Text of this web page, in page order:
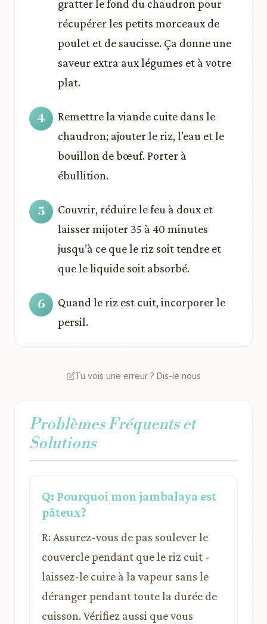
gratter le fond du chaudron pour
récupérer les petits morceaux de
poulet et de saucisse. Ça donne une
saveur extra aux légumes et à votre
plat.
Remettre la viande cuite dans le
chaudron; ajouter le riz, l’eau et le
bouillon de bœuf. Porter à
ébullition.
Couvrir, réduire le feu à doux et
laisser mijoter 35 à 40 minutes
jusqu’à ce que le riz soit tendre et
que le liquide soit absorbé.
Quand le riz est cuit, incorporer le
persil.
Tu vois une erreur ? Dis-le nous
Problèmes Fréquents et
Solutions
Q: Pourquoi mon jambalaya est
pâteux?
R: Assurez-vous de pas soulever le
couvercle pendant que le riz cuit -
laissez-le cuire à la vapeur sans le
déranger pendant toute la durée de
cuisson. Vérifiez aussi que vous